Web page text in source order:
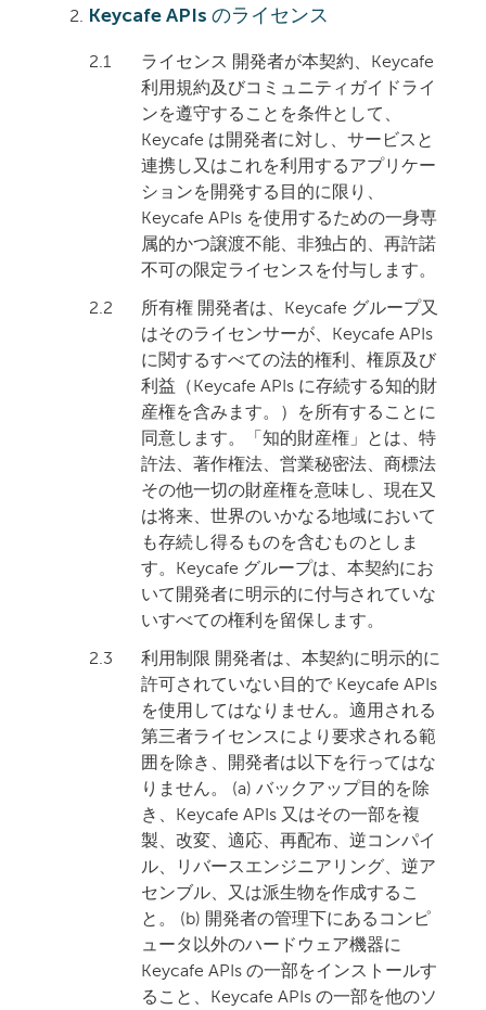
Keycafe APIs のライセンス
2.1
ライセンス 開発者が本契約、Keycafe
利用規約及びコミュニティガイドライ
ンを遵守することを条件として、
Keycafe は開発者に対し、サービスと
連携し又はこれを利用するアプリケー
ションを開発する目的に限り、
Keycafe APIs を使用するための一身専
属的かつ譲渡不能、非独占的、再許諾
不可の限定ライセンスを付与します。
2.2
所有権 開発者は、Keycafe グループ又
はそのライセンサーが、Keycafe APIs
に関するすべての法的権利、権原及び
利益（Keycafe APIs に存続する知的財
産権を含みます。）を所有することに
同意します。「知的財産権」とは、特
許法、著作権法、営業秘密法、商標法
その他一切の財産権を意味し、現在又
は将来、世界のいかなる地域において
も存続し得るものを含むものとしま
す。Keycafe グループは、本契約にお
いて開発者に明示的に付与されていな
いすべての権利を留保します。
2.3
利用制限 開発者は、本契約に明示的に
許可されていない目的で Keycafe APIs
を使用してはなりません。適用される
第三者ライセンスにより要求される範
囲を除き、開発者は以下を行ってはな
りません。 (a) バックアップ目的を除
き、Keycafe APIs 又はその一部を複
製、改変、適応、再配布、逆コンパイ
ル、リバースエンジニアリング、逆ア
センブル、又は派生物を作成するこ
と。 (b) 開発者の管理下にあるコンピ
ュータ以外のハードウェア機器に
Keycafe APIs の一部をインストールす
ること、Keycafe APIs の一部を他のソ